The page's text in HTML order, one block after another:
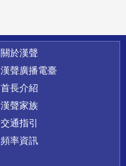
關於漢聲
漢聲廣播電臺
首長介紹
漢聲家族
交通指引
頻率資訊